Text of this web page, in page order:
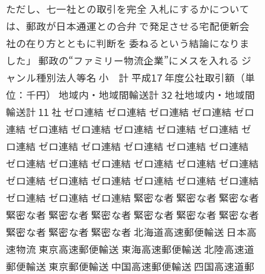
ただし、七一社との取引を完全 入札にするかについて
は、郵政が日本通運との合弁 で発足させる宅配便新会
社の在り方とともに判断を 委ねるという結論になりま
した」 郵政の“ファミリー物流企業”にメスを入れる ジ
ャンル種別法人等名 小 計 平成17 年度公社取引額（単
位：千円） 地域内・地域間輸送計 32 社地域内・地域間
輸送計 11 社 ゼロ連結 ゼロ連結 ゼロ連結 ゼロ連結 ゼロ
連結 ゼロ連結 ゼロ連結 ゼロ連結 ゼロ連結 ゼロ連結 ゼ
ロ連結 ゼロ連結 ゼロ連結 ゼロ連結 ゼロ連結 ゼロ連結
ゼロ連結 ゼロ連結 ゼロ連結 ゼロ連結 ゼロ連結 ゼロ連結
ゼロ連結 ゼロ連結 ゼロ連結 ゼロ連結 ゼロ連結 ゼロ連結
ゼロ連結 ゼロ連結 ゼロ連結 緊密な者 緊密な者 緊密な者
緊密な者 緊密な者 緊密な者 緊密な者 緊密な者 緊密な者
緊密な者 緊密な者 緊密な者 北海道高速郵便輸送 日本高
速物流 東京高速郵便輸送 東海高速郵便輸送 北陸高速道
郵便輸送 東京郵便輸送 中国高速郵便輸送 四国高速道郵